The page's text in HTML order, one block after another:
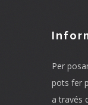
Per
pots fer
a través